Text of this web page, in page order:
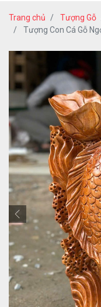
Trang chủ Tượng Gỗ
Tượng Con Cá Gỗ